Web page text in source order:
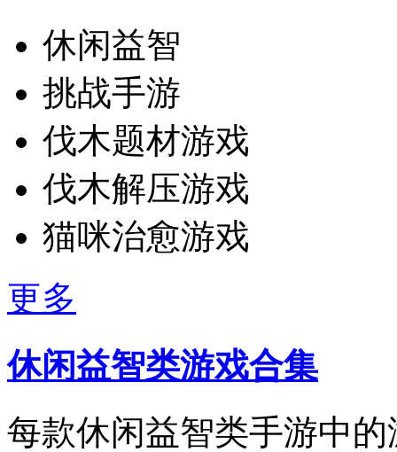
休闲益智
挑战手游
伐木题材游戏
伐木解压游戏
猫咪治愈游戏
更多
休闲益智类游戏合集
每款休闲益智类手游中